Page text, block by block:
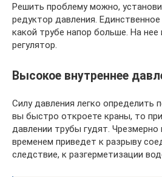
Решить проблему можно,
редуктор давления.
какой трубе напор больше. На нее
регулятор.
Высокое внутреннее
Силу давления легко определить
вы быстро откроете краны, то
давлении трубы гудят.
временем приведет к разрыву
следствие, к разгерметизации